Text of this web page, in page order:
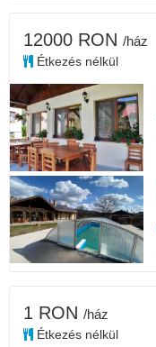
12000 RON /ház
Étkezés nélkül
1 RON /ház
Étkezés nélkül